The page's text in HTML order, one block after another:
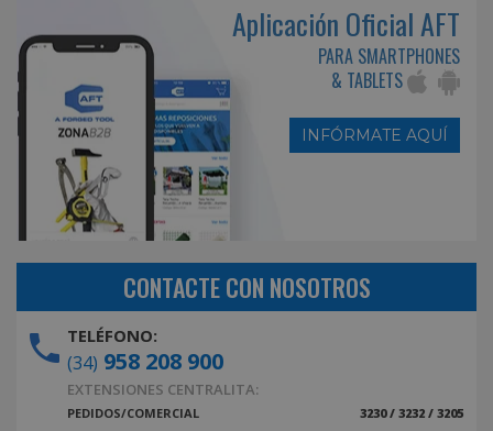
Aplicación Oficial AFT
PARA SMARTPHONES
& TABLETS
INFÓRMATE AQUÍ
CONTACTE CON NOSOTROS
TELÉFONO:
(34) 958 208 900
EXTENSIONES CENTRALITA:
PEDIDOS/COMERCIAL
3230 / 3232 / 3205